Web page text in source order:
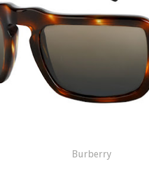
Burberry